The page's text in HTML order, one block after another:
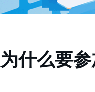
为什么要